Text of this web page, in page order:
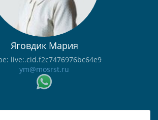
Яговдик Мария
live:.cid.f2c7476976bc64e9
ym@mosrst.ru